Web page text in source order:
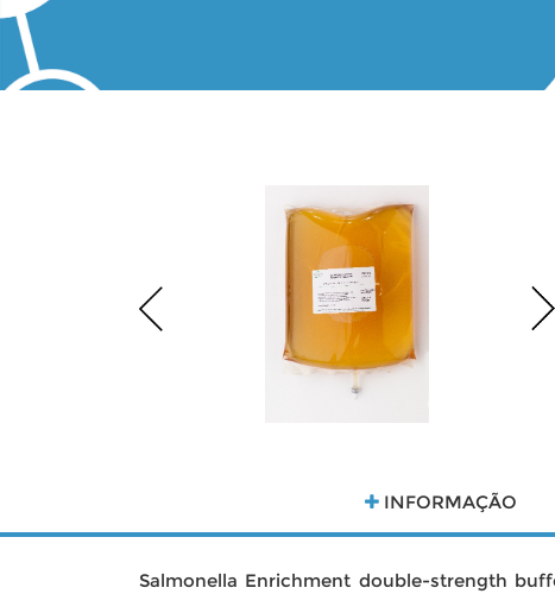
INFORMAÇÃO
Salmonella Enrichment double-strength